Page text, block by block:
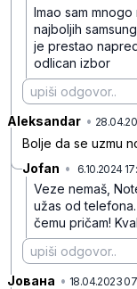
Imao sam
najboljih
je prestao
odlican izbor
Aleksandar •
Bolje da se uzmu
Jofan • 6.10.2024
Veze nemaš,
užas od telefona.
čemu pričam!
Јована • 18.04.2023